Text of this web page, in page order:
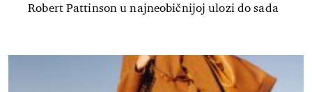
Robert Pattinson u najneobičnijoj ulozi do sada